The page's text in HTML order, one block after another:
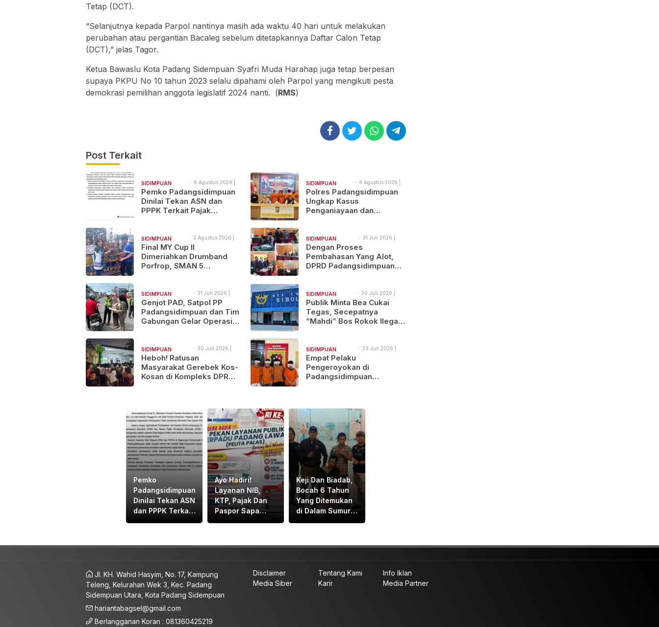
Tetap (DCT).
“Selanjutnya kepada Parpol nantinya masih ada waktu 40 hari untuk melakukan
perubahan atau pergantian Bacaleg sebelum ditetapkannya Daftar Calon Tetap
(DCT),” jelas Tagor.
Ketua Bawaslu Kota Padang Sidempuan Syafri Muda Harahap juga tetap berpesan
supaya PKPU No 10 tahun 2023 selalu dipahami oleh Parpol yang mengikuti pesta
demokrasi pemilihan anggota legislatif 2024 nanti. (RMS)
Post Terkait
SIDIMPUAN
NAJEGES
6 Agustus 2026 |
14:21
Pemko Padangsidimpuan
Dinilai Tekan ASN dan
PPPK Terkait Pajak
SIDIMPUAN
NAJEGES
4 Agustus 2026 |
11:38
Polres Padangsidimpuan
Ungkap Kasus
Penganiayaan dan
SIDIMPUAN
NAJEGES
3 Agustus 2026 |
10:46
Final MY Cup II
Dimeriahkan Drumband
Porfrop, SMAN 5
SIDIMPUAN
NAJEGES
31 Juli 2026 |
17:17
Dengan Proses
Pembahasan Yang Alot,
DPRD Padangsidimpuan
APBD 2025
SIDIMPUAN
NAJEGES
31 Juli 2026 |
15:43
Genjot PAD, Satpol PP
Padangsidimpuan dan Tim
Gabungan Gelar Operasi
SIDIMPUAN
NAJEGES
30 Juli 2026 |
12:00
Publik Minta Bea Cukai
Tegas, Secepatnya
“Mahdi” Bos Rokok Ilegal
SIDIMPUAN
NAJEGES
30 Juli 2026 |
11:35
Heboh! Ratusan
Masyarakat Gerebek Kos-
Kosan di Kompleks DPR
SIDIMPUAN
NAJEGES
29 Juli 2026 |
Empat Pelaku
Pengeroyokan di
Padangsidimpuan
Pemko
Padangsidimpuan
Dinilai Tekan ASN
dan PPPK Terkait
Ayo Hadiri!
Layanan NIB,
KTP, Pajak Dan
Paspor Sapa
Keji Dan Biadab,
Bocah 6 Tahun
Yang Ditemukan
di Dalam Sumur
Jl. KH. Wahid Hasyim, No. 17, Kampung
Teleng, Kelurahan Wek 3, Kec. Padang
Sidempuan Utara, Kota Padang Sidempuan
hariantabagsel@gmail.com
Berlangganan Koran : 081360425219
Disclaimer Tentang Kami
Info Iklan
Media Siber
Karir Media Partner